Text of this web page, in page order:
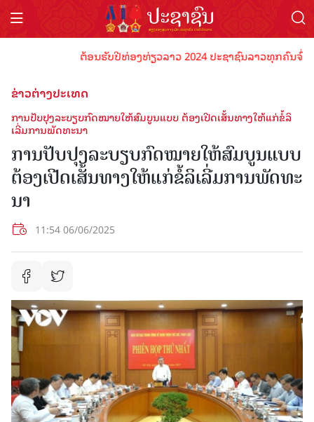
ຕ້ອນຮັບປີທ່ອງທ່ຽວລາວ 2024 ປະຊາຊົນລາວທຸກຄົນຈົ່ງ
ຂ່າວຕ່າງປະເທດ
ການ​​ປັບ​ປຸງລະບຽບ​ກົດ​ໝາຍ​ໃຫ້​ສົມ​ບູນ​ແບບ ​​ຕ້ອງ​ເປີດ​ເສັ້ນທາງ​ໃຫ້​ແກ່​ຂໍ້​ລິ​
ເລີ່ມການ​ພັດ​ທະ​ນາ
ການ​​ປັບ​ປຸງລະບຽບ​ກົດ​ໝາຍ​ໃຫ້​ສົມ​ບູນ​ແບບ
​​ຕ້ອງ​ເປີດ​ເສັ້ນທາງ​ໃຫ້​ແກ່​ຂໍ້​ລິ​ເລີ່ມການ​ພັດ​ທະ​
ນາ
11:54 06/06/2025